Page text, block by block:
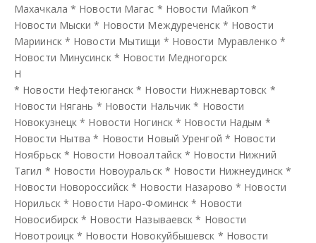
Махачкала * Новости Магас * Новости Майкоп *
Новости Мыски * Новости Междуреченск * Новости
Мариинск * Новости Мытищи * Новости Муравленко *
Новости Минусинск * Новости Медногорск
Н
* Новости Нефтеюганск * Новости Нижневартовск *
Новости Нягань * Новости Нальчик * Новости
Новокузнецк * Новости Ногинск * Новости Надым *
Новости Нытва * Новости Новый Уренгой * Новости
Ноябрьск * Новости Новоалтайск * Новости Нижний
Тагил * Новости Новоуральск * Новости Нижнеудинск *
Новости Новороссийск * Новости Назарово * Новости
Норильск * Новости Наро-Фоминск * Новости
Новосибирск * Новости Называевск * Новости
Новотроицк * Новости Новокуйбышевск * Новости